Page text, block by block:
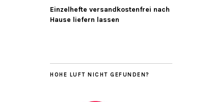
Einzelhefte versandkostenfrei nach
Hause liefern lassen
HOHE LUFT NICHT GEFUNDEN?